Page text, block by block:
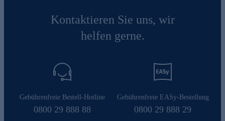
Kontaktieren Sie uns, wir
helfen gerne.
Gebührenfreie Bestell-Hotline
0800 29 888 88
Gebührenfreie EASy-Bestellung
0800 29 888 29